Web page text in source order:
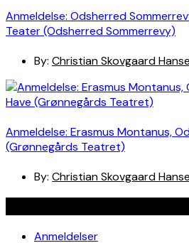
Anmeldelse: Odsherred
Teater (Odsherred Sommerrevy)
By: Christian Skovgaard
Anmeldelse: Erasmus Montanus,
(Grønnegårds Teatret)
By: Christian Skovgaard
Anmeldelser